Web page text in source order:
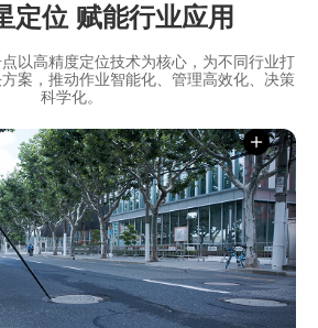
定位 赋能行业应用
以高精度定位技术为核心，为不同行业打
案，推动作业智能化、管理高效化、决策
科学化。